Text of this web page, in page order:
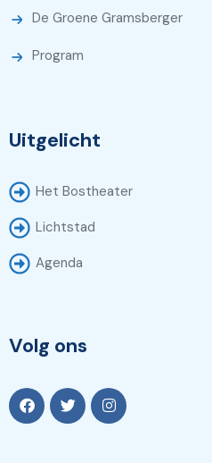
De Groene Gramsberger
Program
Uitgelicht
Het Bostheater
Lichtstad
Agenda
Volg ons